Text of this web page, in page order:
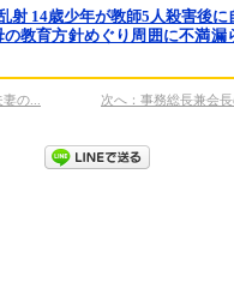
射 14歳少年が教師5人殺害後に
教育方針めぐり周囲に不満漏
の... 次へ：事務総長兼会長